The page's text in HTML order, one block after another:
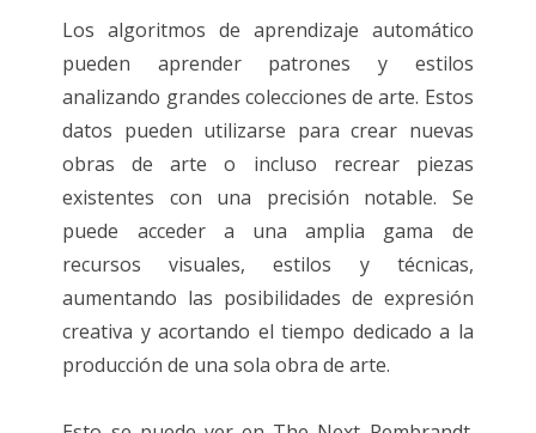
Los algoritmos de aprendizaje automático
pueden aprender patrones y estilos
analizando grandes colecciones de arte. Estos
datos pueden utilizarse para crear nuevas
obras de arte o incluso recrear piezas
existentes con una precisión notable. Se
puede acceder a una amplia gama de
recursos visuales, estilos y técnicas,
aumentando las posibilidades de expresión
creativa y acortando el tiempo dedicado a la
producción de una sola obra de arte.